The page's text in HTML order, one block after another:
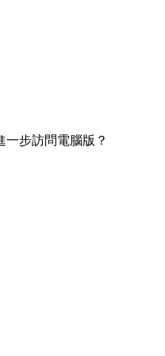
步訪問電腦版？